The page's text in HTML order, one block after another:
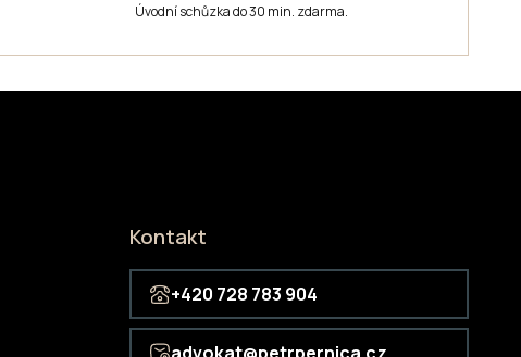
Úvodní schůzka do 30 min. zdarma.
Kontakt
+420 728 783 904